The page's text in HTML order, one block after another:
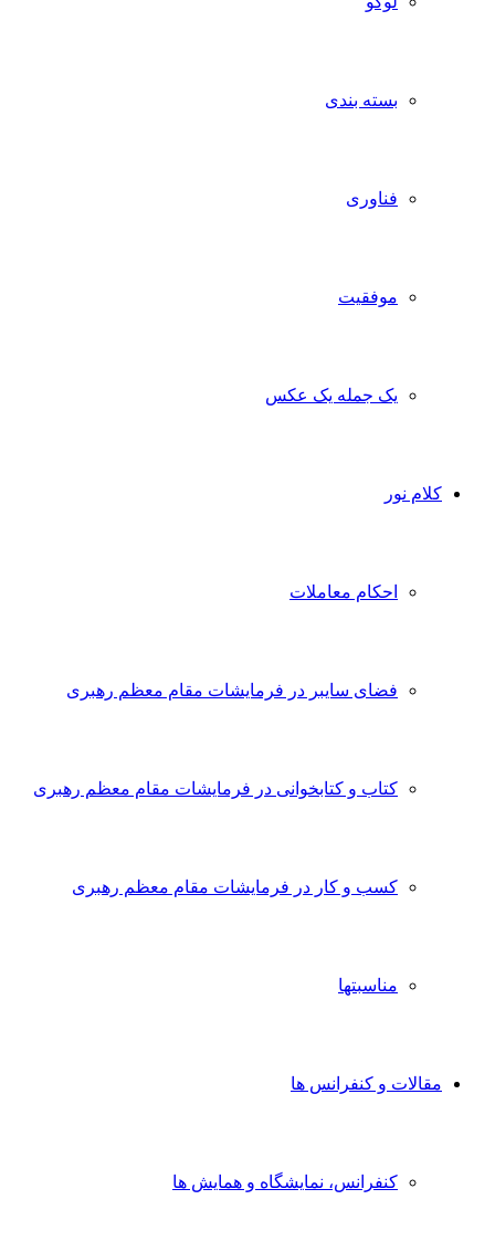
بسته بندی
فناوری
موفقیت
یک جمله یک عکس
کلام نور
احکام معاملات
فضای سایبر در فرمایشات مقام معظم رهبری
کتاب و کتابخوانی در فرمایشات مقام معظم رهبری
کسب و کار در فرمایشات مقام معظم رهبری
مناسبتها
مقالات و کنفرانس ها
کنفرانس، نمایشگاه و همایش ها